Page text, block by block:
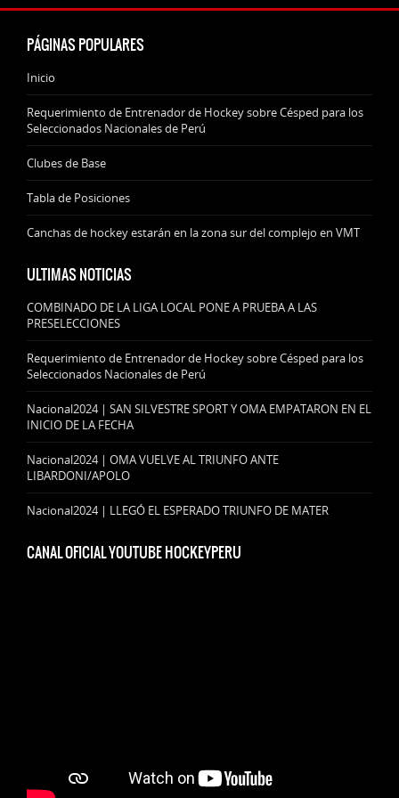
PÁGINAS POPULARES
Inicio
Requerimiento de Entrenador de Hockey sobre Césped para los
Seleccionados Nacionales de Perú
Clubes de Base
Tabla de Posiciones
Canchas de hockey estarán en la zona sur del complejo en VMT
ULTIMAS NOTICIAS
COMBINADO DE LA LIGA LOCAL PONE A PRUEBA A LAS
PRESELECCIONES
Requerimiento de Entrenador de Hockey sobre Césped para los
Seleccionados Nacionales de Perú
Nacional2024 | SAN SILVESTRE SPORT Y OMA EMPATARON EN EL
INICIO DE LA FECHA
Nacional2024 | OMA VUELVE AL TRIUNFO ANTE
LIBARDONI/APOLO
Nacional2024 | LLEGÓ EL ESPERADO TRIUNFO DE MATER
CANAL OFICIAL YOUTUBE HOCKEYPERU